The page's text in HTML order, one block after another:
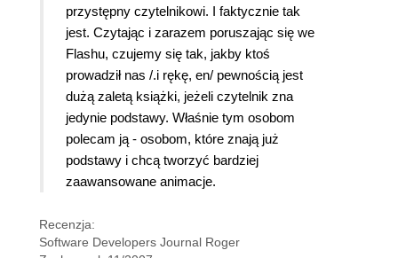
przystępny czytelnikowi. I faktycznie tak
jest. Czytając i zarazem poruszając się we
Flashu, czujemy się tak, jakby ktoś
prowadził nas /.i rękę, en/ pewnością jest
dużą zaletą książki, jeżeli czytelnik zna
jedynie podstawy. Właśnie tym osobom
polecam ją - osobom, które znają już
podstawy i chcą tworzyć bardziej
zaawansowane animacje.
Recenzja:
Software Developers Journal Roger